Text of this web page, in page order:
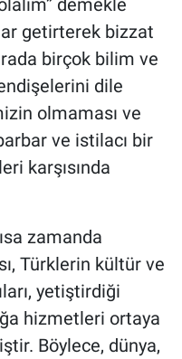
demekle
getirterek bizzat
birçok bilim ve
dile
olmaması ve
ve istilacı bir
karşısında
zamanda
Türklerin kültür ve
yetiştirdiği
hizmetleri ortaya
Böylece, dünya,